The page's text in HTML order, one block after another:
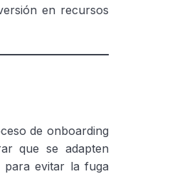
en recursos
de onboarding
que se adapten
evitar la fuga